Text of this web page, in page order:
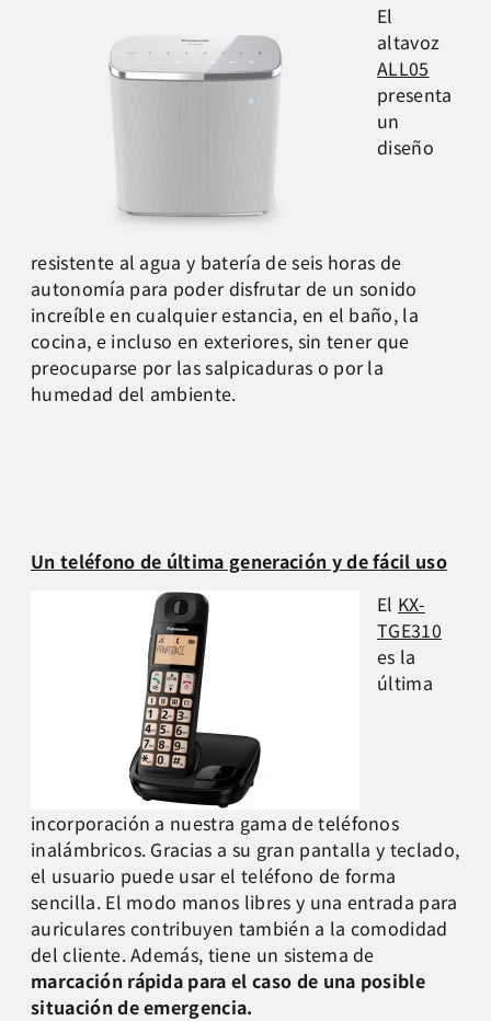
El
altavoz
ALL05
presenta
un
diseño
resistente al agua y batería de seis horas de
autonomía para poder disfrutar de un sonido
increíble en cualquier estancia, en el baño, la
cocina, e incluso en exteriores, sin tener que
preocuparse por las salpicaduras o por la
humedad del ambiente.
Un teléfono de última generación y de fácil uso
El KX-
TGE310
es la
última
incorporación a nuestra gama de teléfonos
inalámbricos. Gracias a su gran pantalla y teclado,
el usuario puede usar el teléfono de forma
sencilla. El modo manos libres y una entrada para
auriculares contribuyen también a la comodidad
del cliente. Además, tiene un sistema de
marcación rápida para el caso de una posible
situación de emergencia.